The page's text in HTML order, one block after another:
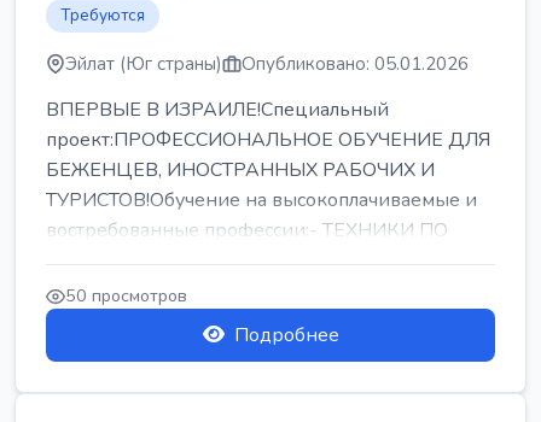
Требуются
Эйлат (Юг страны) Опубликовано: 05.01.2026
ВПЕРВЫЕ В ИЗРАИЛЕ!Специальный
проект:ПРОФЕССИОНАЛЬНОЕ ОБУЧЕНИЕ ДЛЯ
БЕЖЕНЦЕВ, ИНОСТРАННЫХ РАБОЧИХ И
ТУРИСТОВ!Обучение на высокоплачиваемые и
востребованные профессии:- ТЕХНИКИ ПО
РЕМОНТУ КОНДИЦИОНЕРОВ-...
50 просмотров
Подробнее